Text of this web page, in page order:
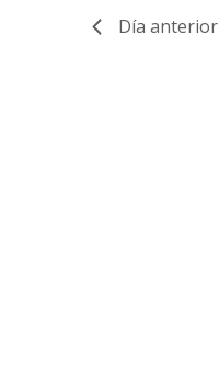
Día anterior